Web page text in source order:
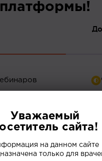
платформы!
на
интересов
Уважаемый
сайта!
на данном сайте
только для